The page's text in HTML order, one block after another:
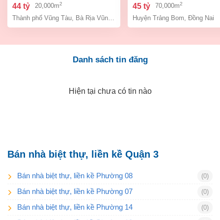
44 tỷ 20,000m2
Thành phố Vũng Tàu Bà Rịa Vũng Tàu
cũ 60 tỷ)
45 tỷ 70,000m2
Huyện Trảng Bom Đồng Nai
Danh sách tin đăng
Hiện tại chưa có tin nào
Bán nhà biệt thự, liền kề Quận 3
Bán nhà biệt thự, liền kề Phường 08 (0)
Bán nhà biệt thự, liền kề Phường 07 (0)
Bán nhà biệt thự, liền kề Phường 14 (0)